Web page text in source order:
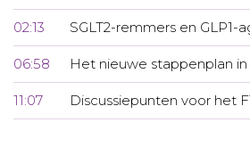
02:13 SGLT2-remmers en GLP1-
06:58 Het nieuwe stappenplan
11:07 Discussiepunten voor het